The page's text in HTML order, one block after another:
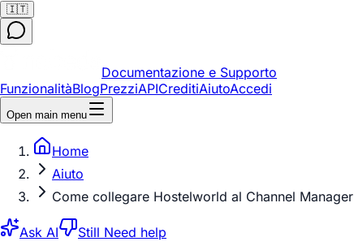
🇮🇹
Documentazione e Supporto
FunzionalitàBlogPrezziAPICreditiAiutoAccedi
Open main menu
Home
Aiuto
Come collegare Hostelworld al Channel Manager
Ask AI Still Need help